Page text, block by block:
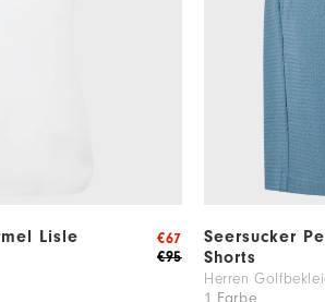
Lisle
€95
€67
Seersucker
Shorts
Herren
1 Farbe